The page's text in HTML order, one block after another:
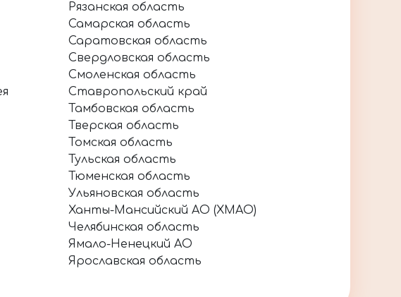
Рязанская область
Самарская область
Саратовская область
Свердловская область
Смоленская область
Ставропольский край
Тамбовская область
Тверская область
Томская область
Тульская область
Тюменская область
Ульяновская область
Ханты-Мансийский АО (ХМАО)
Челябинская область
Ямало-Ненецкий АО
Ярославская область